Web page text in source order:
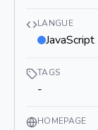
LANGUE
JavaScript
TAGS
-
HOMEPAGE